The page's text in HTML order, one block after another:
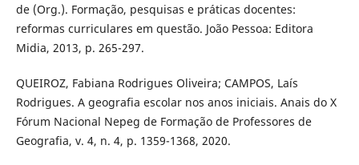
de (Org.). Formação, pesquisas e práticas docentes:
reformas curriculares em questão. João Pessoa: Editora
Midia, 2013, p. 265-297.
QUEIROZ, Fabiana Rodrigues Oliveira; CAMPOS, Laís
Rodrigues. A geografia escolar nos anos iniciais. Anais do X
Fórum Nacional Nepeg de Formação de Professores de
Geografia, v. 4, n. 4, p. 1359-1368, 2020.